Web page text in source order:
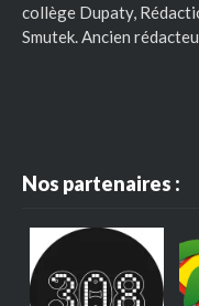
collège Dupaty,
Smutek. Ancien
Nos partenaires :